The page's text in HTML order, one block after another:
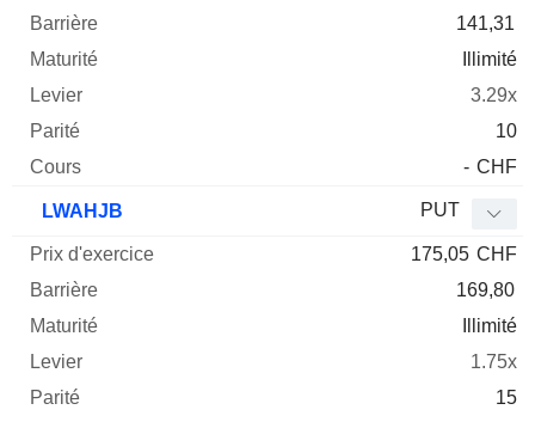
141,31
Illimité
3.29x
10
- CHF
LWAHJB PUT
175,05 CHF
169,80
Illimité
1.75x
15